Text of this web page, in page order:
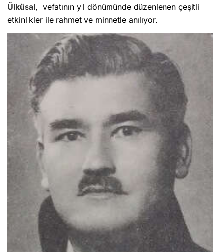
Ülküsal, vefatının yıl dönümünde düzenlenen çeşitli
etkinlikler ile rahmet ve minnetle anılıyor.